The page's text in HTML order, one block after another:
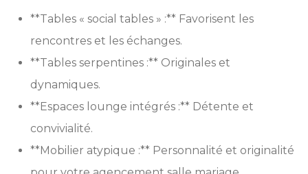
**Tables « social tables » :** Favorisent les
rencontres et les échanges.
**Tables serpentines :** Originales et
dynamiques.
**Espaces lounge intégrés :** Détente et
convivialité.
**Mobilier atypique :** Personnalité et originalité